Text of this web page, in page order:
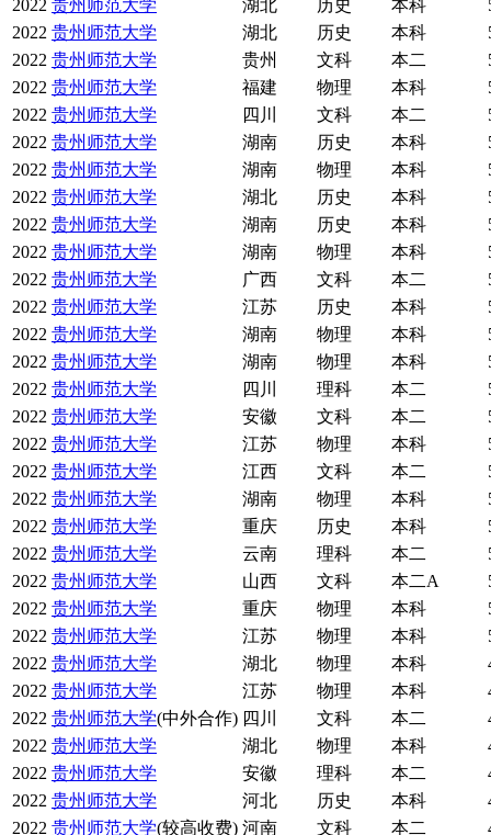
2022 贵州师范大学 湖北 历史 本科
2022 贵州师范大学 湖北 历史 本科
2022 贵州师范大学 贵州 文科 本二
2022 贵州师范大学 福建 物理 本科
2022 贵州师范大学 四川 文科 本二
2022 贵州师范大学 湖南 历史 本科
2022 贵州师范大学 湖南 物理 本科
2022 贵州师范大学 湖北 历史 本科
2022 贵州师范大学 湖南 历史 本科
2022 贵州师范大学 湖南 物理 本科
2022 贵州师范大学 广西 文科 本二
2022 贵州师范大学 江苏 历史 本科
2022 贵州师范大学 湖南 物理 本科
2022 贵州师范大学 湖南 物理 本科
2022 贵州师范大学 四川 理科 本二
2022 贵州师范大学 安徽 文科 本二
2022 贵州师范大学 江苏 物理 本科
2022 贵州师范大学 江西 文科 本二
2022 贵州师范大学 湖南 物理 本科
2022 贵州师范大学 重庆 历史 本科
2022 贵州师范大学 云南 理科 本二
2022 贵州师范大学 山西 文科 本二A
2022 贵州师范大学 重庆 物理 本科
2022 贵州师范大学 江苏 物理 本科
2022 贵州师范大学 湖北 物理 本科
2022 贵州师范大学 江苏 物理 本科
2022 贵州师范大学(中外合作) 四川 文科 本二
2022 贵州师范大学 湖北 物理 本科
2022 贵州师范大学 安徽 理科 本二
2022 贵州师范大学 河北 历史 本科
2022 贵州师范大学(较高收费) 河南 文科 本二